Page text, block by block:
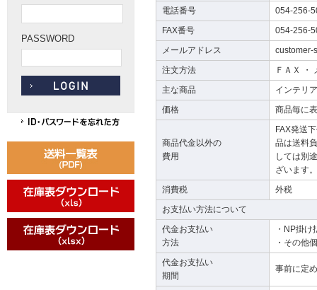
PASSWORD
電話番号
054-256-
FAX番号
054-256-
メールアドレス
customer-
注文方法
ＦＡＸ ・
主な商品
インテリ
価格
商品毎に
商品代金以外の
費用
FAX発送
品は送料
しては別
ざいます
消費税
外税
お支払い方法について
代金お支払い
方法
・NP掛
・その他
代金お支払い
期間
事前に定